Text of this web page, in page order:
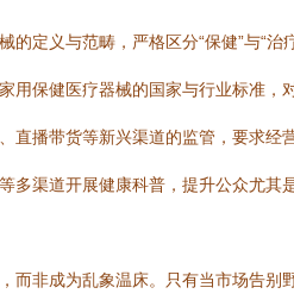
定义与范畴，严格区分“保健”与“
用保健医疗器械的国家与行业标准
直播带货等新兴渠道的监管，要求
多渠道开展健康科普，提升公众尤
而非成为乱象温床。只有当市场告